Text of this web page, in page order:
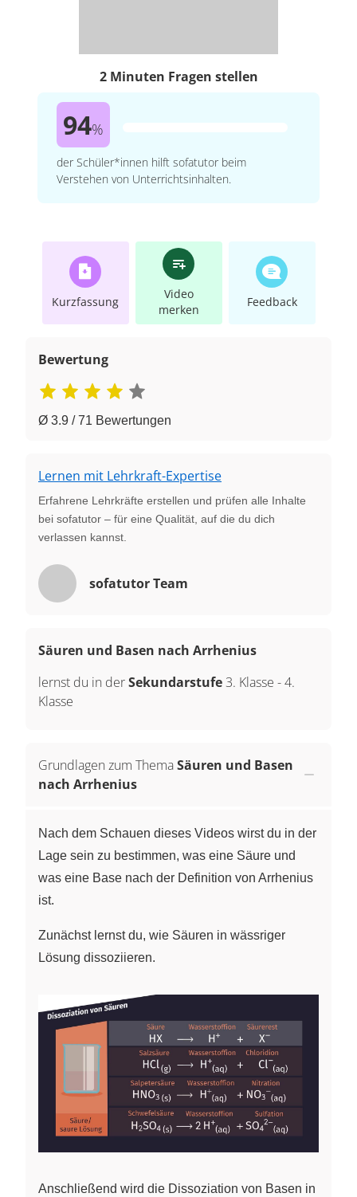
2 Minuten Fragen stellen
94%
der Schüler*innen hilft sofatutor beim
Verstehen von Unterrichtsinhalten.
Kurzfassung
Video
merken
Feedback
Bewertung
Ø 3.9 / 71 Bewertungen
Lernen mit Lehrkraft-Expertise
Erfahrene Lehrkräfte erstellen und prüfen alle Inhalte
bei sofatutor – für eine Qualität, auf die du dich
verlassen kannst.
sofatutor Team
Säuren und Basen nach Arrhenius
lernst du in derSekundarstufe 3. Klasse -4.
Klasse
Grundlagen zum ThemaSäuren und Basen
nach Arrhenius
Nach dem Schauen dieses Videos wirst du in der
Lage sein zu bestimmen, was eine Säure und
was eine Base nach der Definition von Arrhenius
ist.
Zunächst lernst du, wie Säuren in wässriger
Lösung dissoziieren.
Anschließend wird die Dissoziation von Basen in